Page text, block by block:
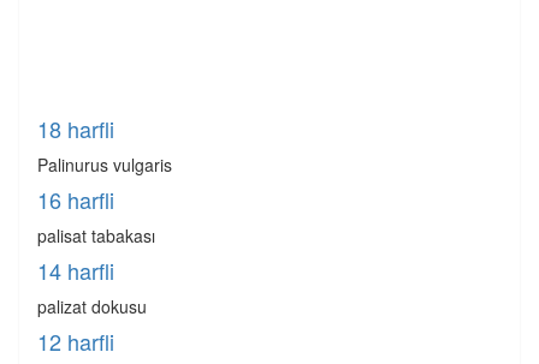
18 harfli
Palinurus vulgaris
16 harfli
palisat tabakası
14 harfli
palizat dokusu
12 harfli